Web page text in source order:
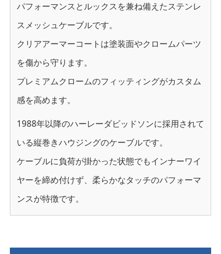
パフォーマンスとルックスを兼ね備えたステンレ
スメッシュケーブルです。
クリアアーマーコートは塗装面やクロームパーツ
を傷から守ります。
プレミアムクロームのフィッティングがカスタム
感を高めます。
1988年以降のハーレーダビッドソンに採用されて
いる縦巻きハウジングのケーブルです。
ケーブルに負荷が掛かった状態でもインナーワイ
ヤーを締め付けず、柔らかなタッチのパフォーマ
ンスが特徴です。